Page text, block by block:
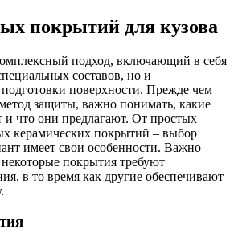
покрытий для кузова
подход, включающий в себя
составов, но и
поверхности. Прежде чем
защиты, важно понимать, какие
и что они предлагают. От простых
керамических покрытий – выбор
имеет свои особенности. Важно
покрытия требуют
в то время как другие обеспечивают